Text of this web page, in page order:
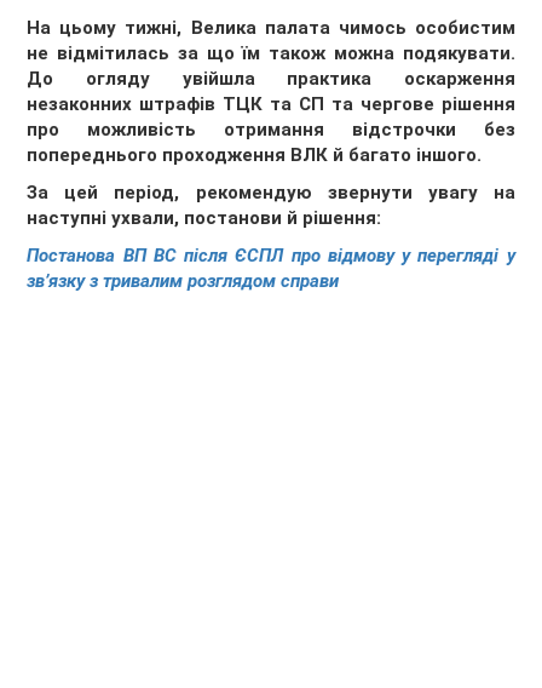
На цьому тижні, Велика палата чимось особистим
не відмітилась за що їм також можна подякувати.
До огляду увійшла практика оскарження
незаконних штрафів ТЦК та СП та чергове рішення
про можливість отримання відстрочки без
попереднього проходження ВЛК й багато іншого.
За цей період, рекомендую звернути увагу на
наступні ухвали, постанови й рішення:
Постанова ВП ВС після ЄСПЛ про відмову у перегляді у
звʼязку з тривалим розглядом справи